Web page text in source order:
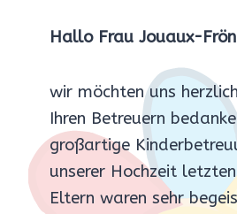
Hallo Frau Jouaux-
wir möchten uns
Ihren Betreuern
großartige
unserer Hochzeit
Eltern waren sehr